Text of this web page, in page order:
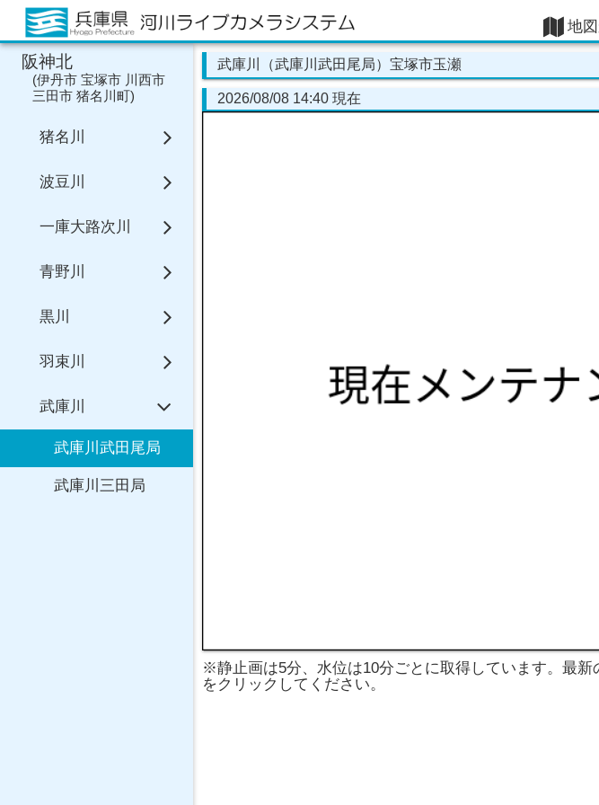
地
阪神北
(伊丹市 宝塚市 川西市
三田市 猪名川町)
猪名川
波豆川
一庫大路次川
青野川
黒川
羽束川
武庫川
武庫川武田尾局
武庫川三田局
武庫川（武庫川武田尾局）宝塚市玉瀬
2026/08/08 14:40 現在
※静止画は5分、水位は10分ごとに取得しています。最新
をクリックしてください。